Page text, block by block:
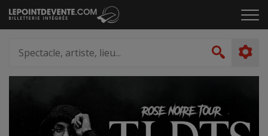
Passer
au
le
artiste,
lieu...